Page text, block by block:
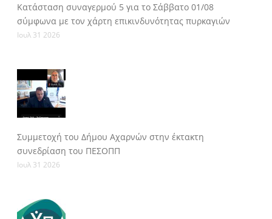
Κατάσταση συναγερμού 5 για το Σάββατο 01/08
σύμφωνα με τον χάρτη επικινδυνότητας πυρκαγιών
Ιουλ 31 2026
Συμμετοχή του Δήμου Αχαρνών στην έκτακτη
συνεδρίαση του ΠΕΣΟΠΠ
Ιουλ 31 2026